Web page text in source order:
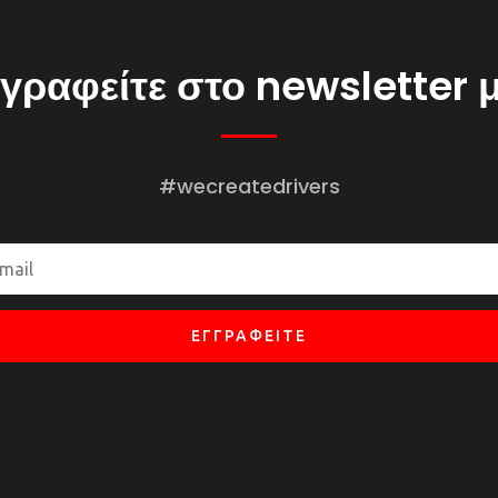
στο newsletter
#wecreatedrivers
ΕΓΓΡΑΦΕΊΤΕ